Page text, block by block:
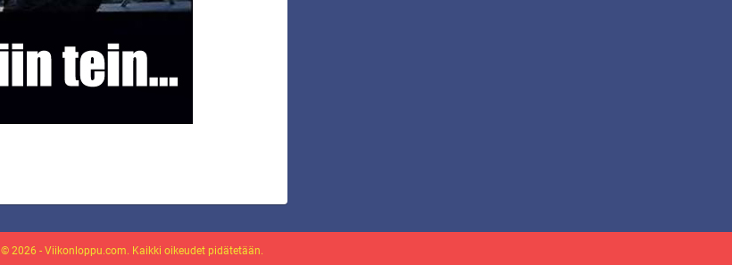
© 2026 - Viikonloppu.com. Kaikki oikeudet pidätetään.